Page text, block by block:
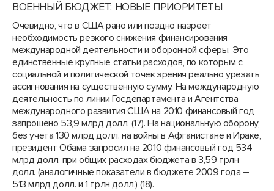
ВОЕННЫЙ БЮДЖЕТ: НОВЫЕ ПРИОРИТЕТЫ
Очевидно, что в США рано или поздно назреет
необходимость резкого снижения финансирования
международной деятельности и оборонной сферы. Это
единственные крупные статьи расходов, по которым с
социальной и политической точек зрения реально урезать
ассигнования на существенную сумму. На международную
деятельность по линии Госдепартамента и Агентства
международного развития США на 2010 финансовый год
запрошено 53,9 млрд долл. (17). На национальную оборону,
без учета 130 млрд долл. на войны в Афганистане и Ираке,
президент Обама запросил на 2010 финансовый год 534
млрд долл. при общих расходах бюджета в 3,59 трлн
долл. (аналогичные показатели в бюджете 2009 года –
513 млрд долл. и 1 трлн долл.) (18).